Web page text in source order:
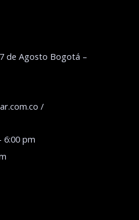
de Agosto Bogotá –
/
6:00 pm